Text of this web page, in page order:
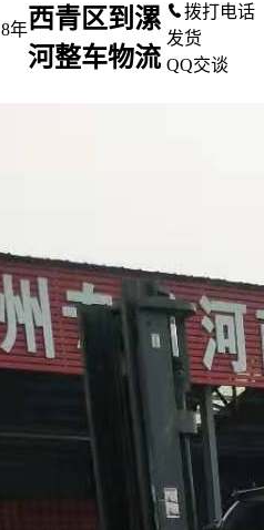
8年
拨打电话
发货
QQ交谈
西青区到漯
河整车物流